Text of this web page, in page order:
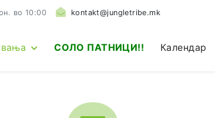
во 10:00 kontakt@jungletribe.mk
СОЛО ПАТНИЦИ!! Календар